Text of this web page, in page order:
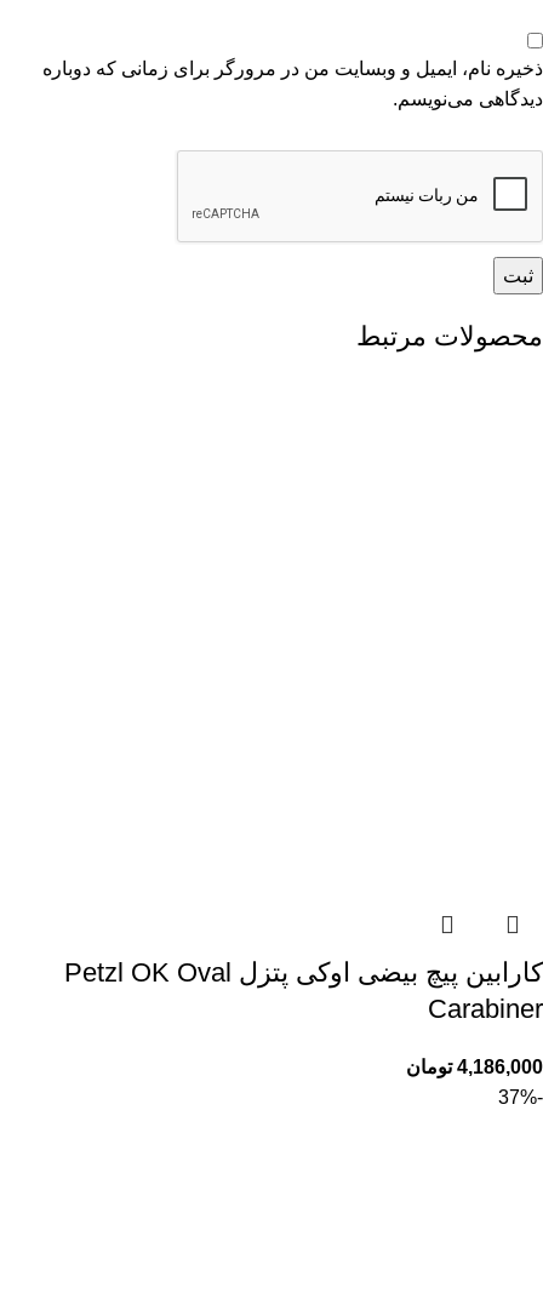
ذخیره نام، ایمیل و وبسایت من در مرورگر برای زمانی که دوباره
دیدگاهی می‌نویسم.
محصولات مرتبط
کارابین پیچ بیضی اوکی پتزل Petzl OK Oval
Carabiner
4,186,000 تومان
-37%